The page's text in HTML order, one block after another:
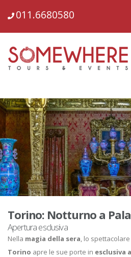
011.6680580
Torino: Notturno a
Apertura esclusiva
Nella magia della sera, lo spettacolare
Torino apre le sue porte in esclusiva